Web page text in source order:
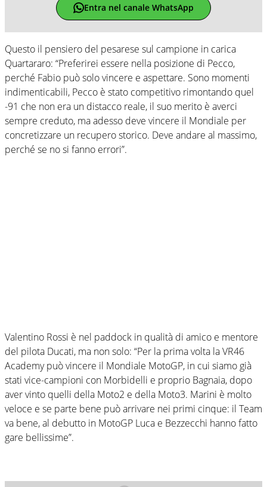
Entra nel canale WhatsApp
Questo il pensiero del pesarese sul campione in carica
Quartararo: “Preferirei essere nella posizione di Pecco,
perché Fabio può solo vincere e aspettare. Sono momenti
indimenticabili, Pecco è stato competitivo rimontando quel
-91 che non era un distacco reale, il suo merito è averci
sempre creduto, ma adesso deve vincere il Mondiale per
concretizzare un recupero storico. Deve andare al massimo,
perché se no si fanno errori”.
Valentino Rossi è nel paddock in qualità di amico e mentore
del pilota Ducati, ma non solo: “Per la prima volta la VR46
Academy può vincere il Mondiale MotoGP, in cui siamo già
stati vice-campioni con Morbidelli e proprio Bagnaia, dopo
aver vinto quelli della Moto2 e della Moto3. Marini è molto
veloce e se parte bene può arrivare nei primi cinque: il Team
va bene, al debutto in MotoGP Luca e Bezzecchi hanno fatto
gare bellissime”.